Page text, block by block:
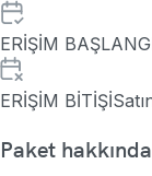
ERİŞİM
ERİŞİM BİTİŞİ
Paket hakkında